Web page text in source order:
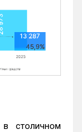
столичном